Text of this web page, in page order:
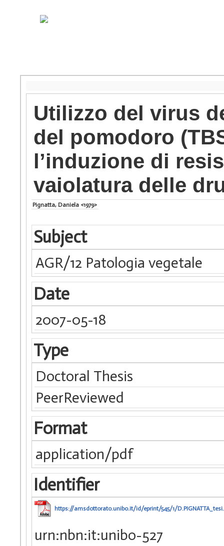
Utilizzo del virus
del pomodoro
l’induzione di
vaiolatura delle
Pignatta, Daniela <1979>
Subject
AGR/12 Patologia vegetale
Date
2007-05-18
Type
Doctoral Thesis
PeerReviewed
Format
application/pdf
Identifier
https://amsdottorato.unibo.it/id/eprint/545/1/
urn:nbn:it:unibo-527